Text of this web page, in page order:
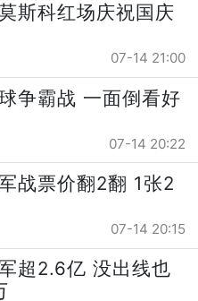
斯科红场庆祝国庆
07-14 21:00
争霸战 一面倒看好
07-14 20:22
战票价翻2翻 1张2
07-14 20:15
超2.6亿 没出线也